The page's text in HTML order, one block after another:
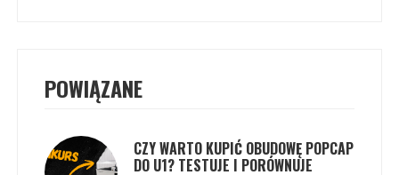
POWIĄZANE
CZY WARTO KUPIĆ OBUDOWĘ POPCAP
DO U1? TESTUJE I PORÓWNUJE